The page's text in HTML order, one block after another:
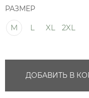
РАЗМЕР
M
L XL 2XL
ДОБАВИТЬ В